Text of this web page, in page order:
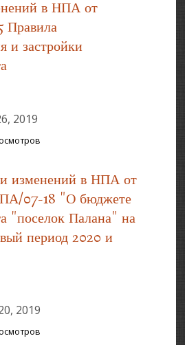
Нормативных Правовых Актов,
И Инвестиционной
в НПА от
Правила
и застройки
2019
Изменений В НПА От 12.12.2011 №
изменений в НПА от
07-18 "О бюджете
"поселок Палана" на
период 2020 и
2019
Изменений В НПА От